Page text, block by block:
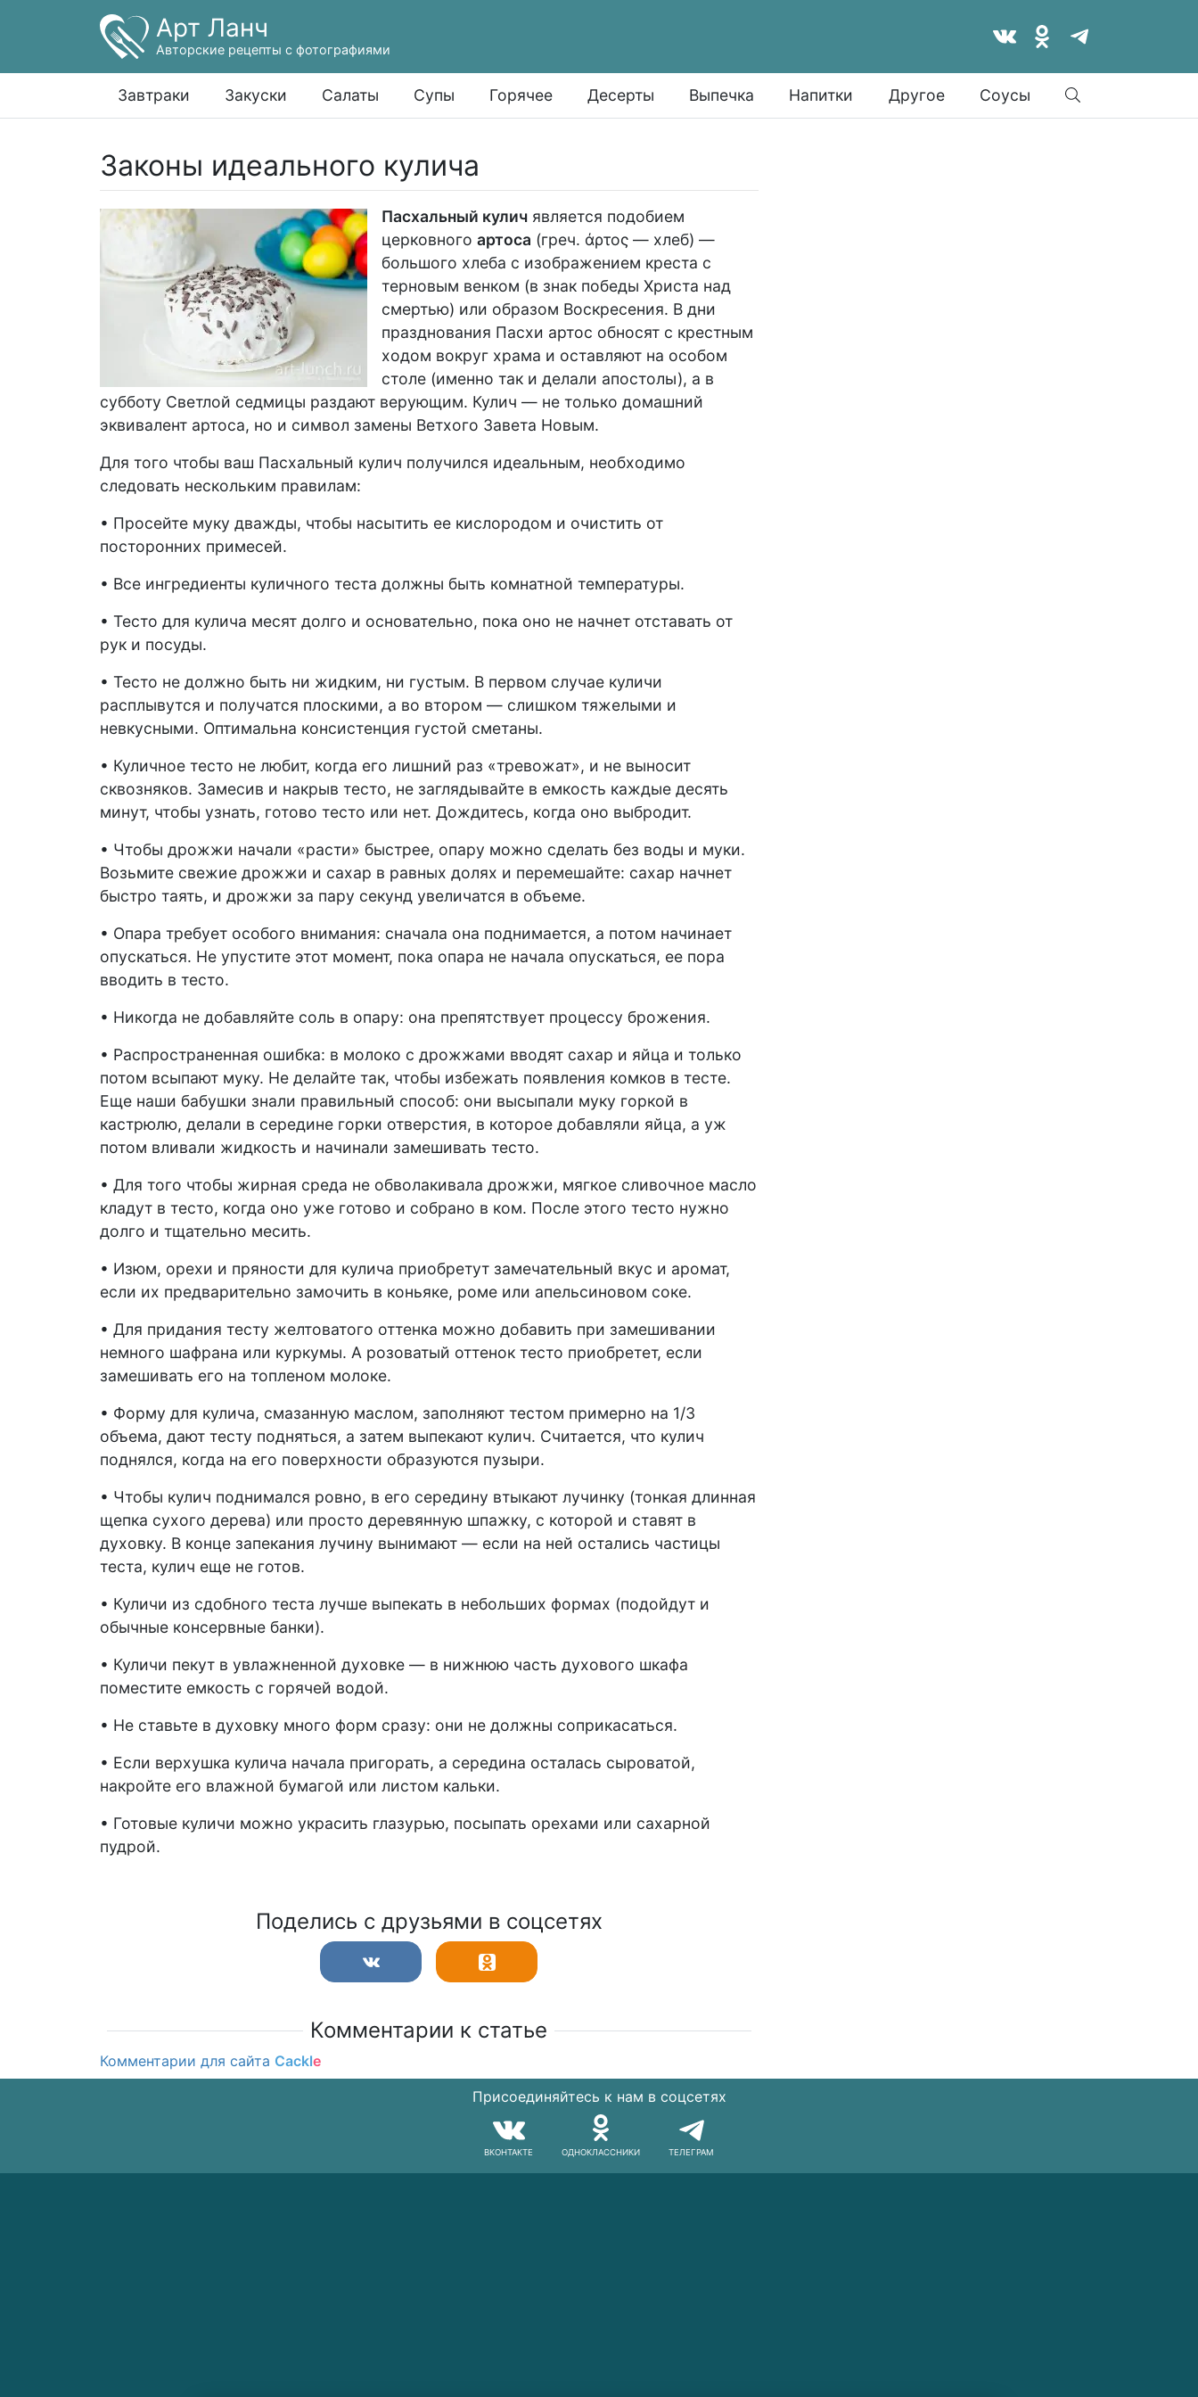
Арт Ланч
Авторские рецепты с фотографиями
Завтраки Закуски Салаты Супы Горячее Десерты Выпечка Напитки Другое Соусы
Найти
Законы идеального кулича
Пасхальный кулич является подобием
церковного артоса (греч. άρτος — хлеб) —
большого хлеба с изображением креста с
терновым венком (в знак победы Христа над
смертью) или образом Воскресения. В дни
празднования Пасхи артос обносят с крестным
ходом вокруг храма и оставляют на особом
столе (именно так и делали апостолы), а в
субботу Светлой седмицы раздают верующим. Кулич — не только домашний
эквивалент артоса, но и символ замены Ветхого Завета Новым.
Для того чтобы ваш Пасхальный кулич получился идеальным, необходимо
следовать нескольким правилам:
• Просейте муку дважды, чтобы насытить ее кислородом и очистить от
посторонних примесей.
• Все ингредиенты куличного теста должны быть комнатной температуры.
• Тесто для кулича месят долго и основательно, пока оно не начнет отставать от
рук и посуды.
• Тесто не должно быть ни жидким, ни густым. В первом случае куличи
расплывутся и получатся плоскими, а во втором — слишком тяжелыми и
невкусными. Оптимальна консистенция густой сметаны.
• Куличное тесто не любит, когда его лишний раз «тревожат», и не выносит
сквозняков. Замесив и накрыв тесто, не заглядывайте в емкость каждые десять
минут, чтобы узнать, готово тесто или нет. Дождитесь, когда оно выбродит.
• Чтобы дрожжи начали «расти» быстрее, опару можно сделать без воды и муки.
Возьмите свежие дрожжи и сахар в равных долях и перемешайте: сахар начнет
быстро таять, и дрожжи за пару секунд увеличатся в объеме.
• Опара требует особого внимания: сначала она поднимается, а потом начинает
опускаться. Не упустите этот момент, пока опара не начала опускаться, ее пора
вводить в тесто.
• Никогда не добавляйте соль в опару: она препятствует процессу брожения.
• Распространенная ошибка: в молоко с дрожжами вводят сахар и яйца и только
потом всыпают муку. Не делайте так, чтобы избежать появления комков в тесте.
Еще наши бабушки знали правильный способ: они высыпали муку горкой в
кастрюлю, делали в середине горки отверстия, в которое добавляли яйца, а уж
потом вливали жидкость и начинали замешивать тесто.
• Для того чтобы жирная среда не обволакивала дрожжи, мягкое сливочное масло
кладут в тесто, когда оно уже готово и собрано в ком. После этого тесто нужно
долго и тщательно месить.
• Изюм, орехи и пряности для кулича приобретут замечательный вкус и аромат,
если их предварительно замочить в коньяке, роме или апельсиновом соке.
• Для придания тесту желтоватого оттенка можно добавить при замешивании
немного шафрана или куркумы. А розоватый оттенок тесто приобретет, если
замешивать его на топленом молоке.
• Форму для кулича, смазанную маслом, заполняют тестом примерно на 1/3
объема, дают тесту подняться, а затем выпекают кулич. Считается, что кулич
поднялся, когда на его поверхности образуются пузыри.
• Чтобы кулич поднимался ровно, в его середину втыкают лучинку (тонкая длинная
щепка сухого дерева) или просто деревянную шпажку, с которой и ставят в
духовку. В конце запекания лучину вынимают — если на ней остались частицы
теста, кулич еще не готов.
• Куличи из сдобного теста лучше выпекать в небольших формах (подойдут и
обычные консервные банки).
• Куличи пекут в увлажненной духовке — в нижнюю часть духового шкафа
поместите емкость с горячей водой.
• Не ставьте в духовку много форм сразу: они не должны соприкасаться.
• Если верхушка кулича начала пригорать, а середина осталась сыроватой,
накройте его влажной бумагой или листом кальки.
• Готовые куличи можно украсить глазурью, посыпать орехами или сахарной
пудрой.
Поделись с друзьями в соцсетях
Комментарии к статье
Комментарии для сайта Cackle
Присоединяйтесь к нам в соцсетях
ВКОНТАКТЕ ОДНОКЛАССНИКИ ТЕЛЕГРАМ